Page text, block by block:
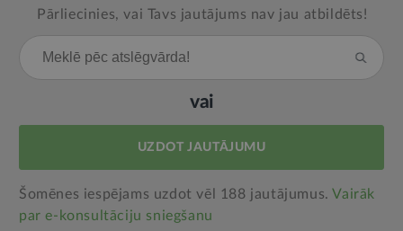
Pārliecinies, vai Tavs jautājums nav jau atbildēts!
vai
UZDOT JAUTĀJUMU
Šomēnes iespējams uzdot vēl 188 jautājumus.Vairāk
par e‑konsultāciju sniegšanu